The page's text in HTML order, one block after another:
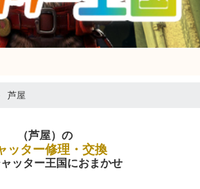
芦屋
（芦屋）の
ッター修理・交換
ッター王国におまかせ